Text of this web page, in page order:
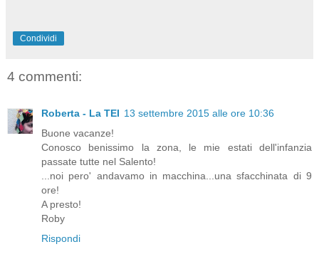
Condividi
4 commenti:
Roberta - La TEI 13 settembre 2015 alle ore 10:36
Buone vacanze!
Conosco benissimo la zona, le mie estati dell'infanzia
passate tutte nel Salento!
...noi pero' andavamo in macchina...una sfacchinata di 9
ore!
A presto!
Roby
Rispondi